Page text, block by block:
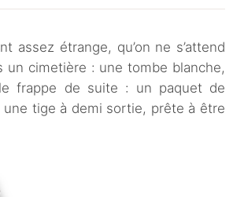
assez étrange, qu’on ne s’attend
un cimetière : une tombe blanche,
frappe de suite : un paquet de
tige à demi sortie, prête à être